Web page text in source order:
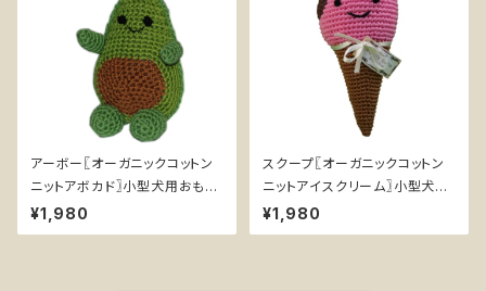
アーボー〖オーガニックコットン
ニットアボカド〗小型犬用おもち
ゃ
¥1,980
スクープ〖オーガニックコットン
ニットアイスクリーム〗小型犬用
おもちゃ
¥1,980